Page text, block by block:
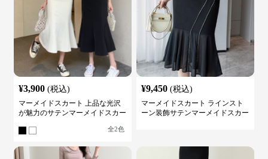
¥3,900 (税込)
マーメイドスカート 上品な光沢
が魅力のサテンマーメイドスカー
全2色
¥9,450 (税込)
マーメイドスカート ラインスト
ーン装飾サテンマーメイドスカー